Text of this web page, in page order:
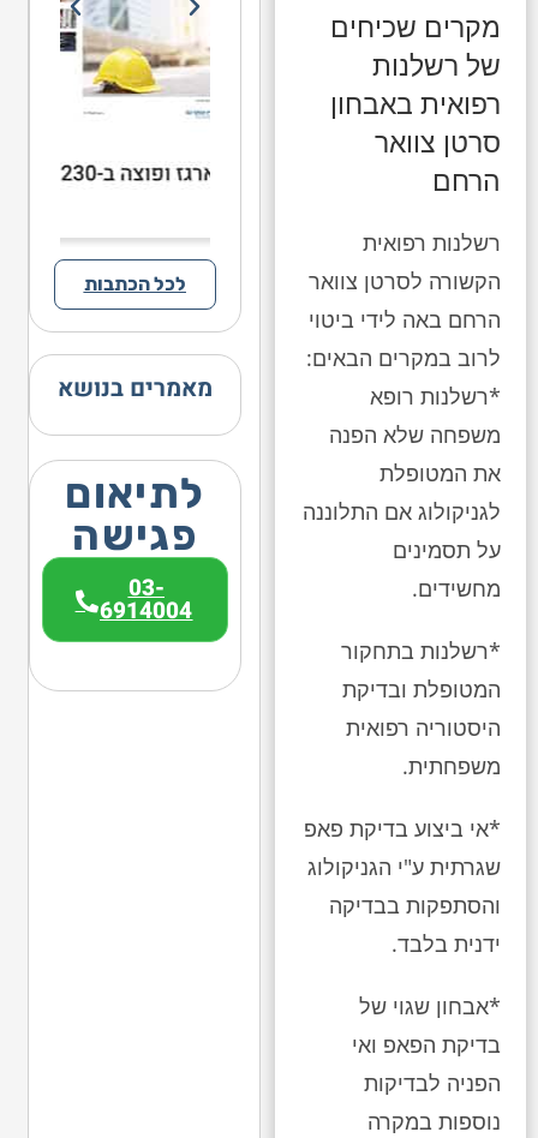
מקרים שכיחים
של רשלנות
רפואית באבחון
סרטן צוואר
הרחם
רשלנות רפואית
הקשורה לסרטן צוואר
הרחם באה לידי ביטוי
לרוב במקרים הבאים:
*רשלנות רופא
משפחה שלא הפנה
את המטופלת
לגניקולוג אם התלוננה
על תסמינים
מחשידים.
*רשלנות בתחקור
המטופלת ובדיקת
היסטוריה רפואית
משפחתית.
*אי ביצוע בדיקת פאפ
שגרתית ע"י הגניקולוג
והסתפקות בבדיקה
ידנית בלבד.
*אבחון שגוי של
בדיקת הפאפ ואי
הפניה לבדיקות
נוספות במקרה
לכל הכתבות
מאמרים בנושא
לתיאום
פגישה
03-
6914004